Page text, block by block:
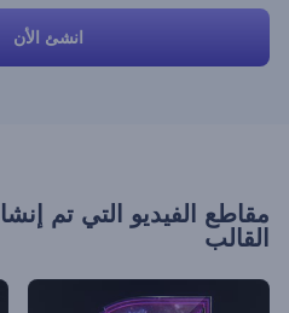
انشئ الأن
مقاطع الفيديو التي تم
القالب